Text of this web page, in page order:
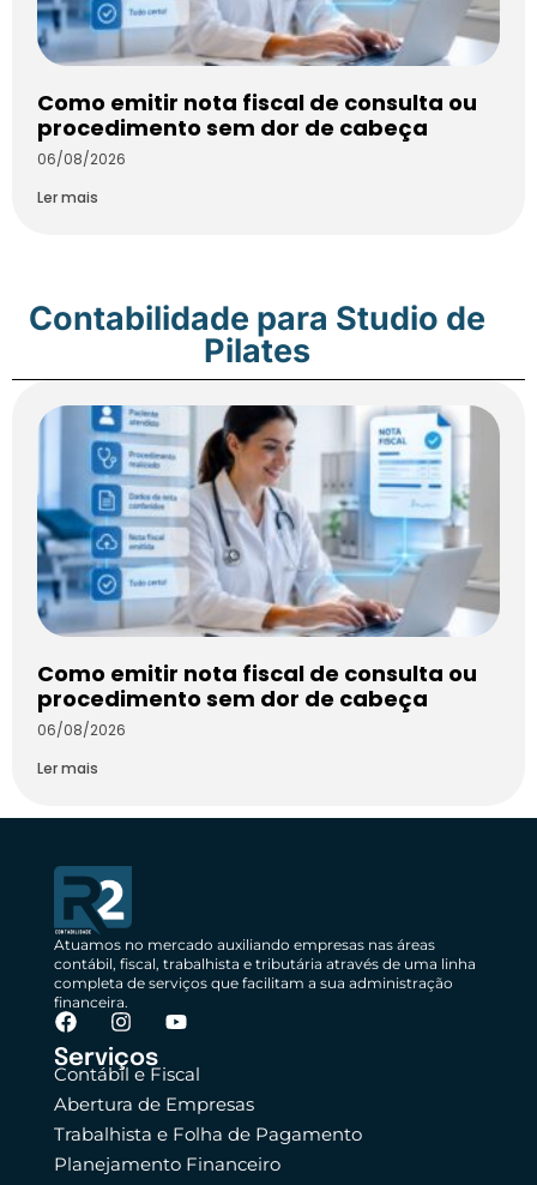
Como emitir nota fiscal de consulta ou
procedimento sem dor de cabeça
06/08/2026
Ler mais
Contabilidade para Studio de
Pilates
Como emitir nota fiscal de consulta ou
procedimento sem dor de cabeça
06/08/2026
Ler mais
Atuamos no mercado auxiliando empresas nas áreas
contábil, fiscal, trabalhista e tributária através de uma linha
completa de serviços que facilitam a sua administração
financeira.
Serviços
Contábil e Fiscal
Abertura de Empresas
Trabalhista e Folha de Pagamento
Planejamento Financeiro